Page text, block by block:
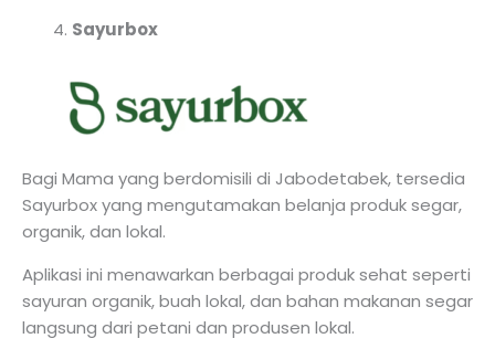
Sayurbox
Bagi Mama yang berdomisili di Jabodetabek, tersedia
Sayurbox yang mengutamakan belanja produk segar,
organik, dan lokal.
Aplikasi ini menawarkan berbagai produk sehat seperti
sayuran organik, buah lokal, dan bahan makanan segar
langsung dari petani dan produsen lokal.